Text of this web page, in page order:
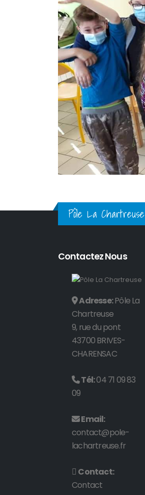
Pôle La Chartreuse
Contactez Nous
Adresse:Pôle La
Chartreuse
9, rue du pont
43700 BRIVES-
CHARENSAC
Tél:04 71 09 83
09
Email:
contact@pole-
lachartreuse.fr
Contact:
Contact